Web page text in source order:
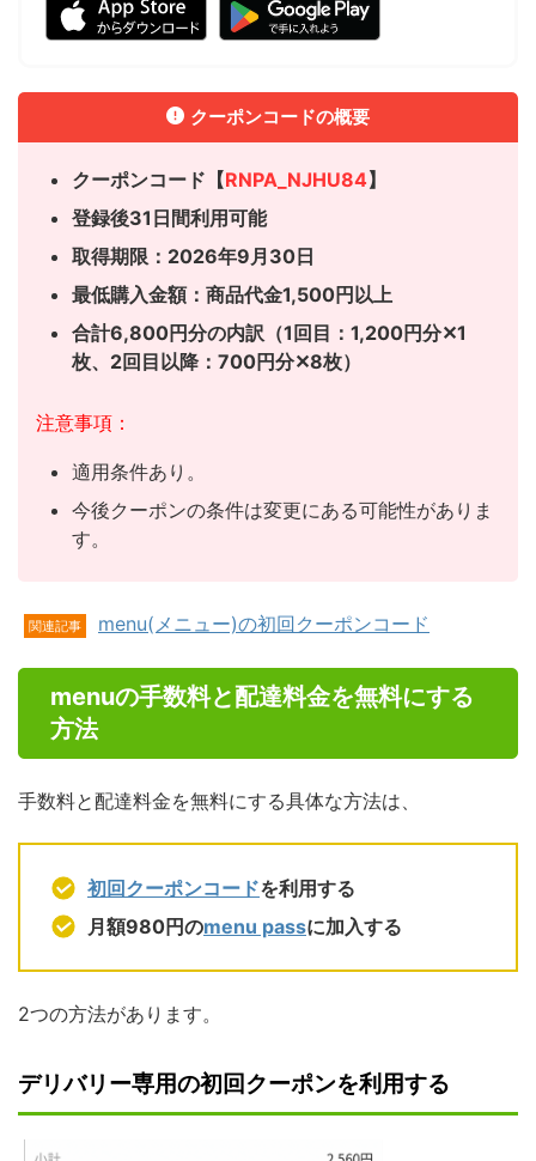
クーポンコードの概要
クーポンコード【RNPA_NJHU84】
登録後31日間利用可能
取得期限：2026年9月30日
最低購入金額：商品代金1,500円以上
合計6,800円分の内訳（1回目：1,200円分✕1
枚、 2回目以降：700円分✕8枚）
注意事項：
適用条件あり。
今後クーポンの条件は変更にある可能性がありま
す。
関連記事 menu(メニュー)の初回クーポンコード
menuの手数料と配達料金を無料にする
方法
手数料と配達料金を無料にする具体な方法は、
初回クーポンコードを利用する
月額980円のmenu passに加入する
2つの方法があります。
デリバリー専用の初回クーポンを利用する